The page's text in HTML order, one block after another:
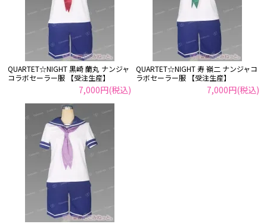
QUARTET☆NIGHT 黒崎 蘭丸 ナンジャ
コラボセーラー服 【受注生産】
7,000円(税込)
QUARTET☆NIGHT 寿 嶺二 ナンジャコ
ラボセーラー服 【受注生産】
7,000円(税込)